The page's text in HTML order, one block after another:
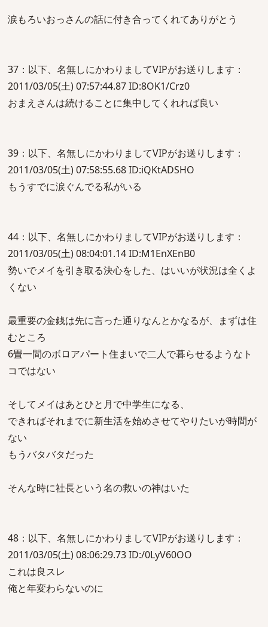
涙もろいおっさんの話に付き合ってくれてありがとう
37：以下、名無しにかわりましてVIPがお送りします：
2011/03/05(土) 07:57:44.87 ID:8OK1/Crz0
おまえさんは続けることに集中してくれれば良い
39：以下、名無しにかわりましてVIPがお送りします：
2011/03/05(土) 07:58:55.68 ID:iQKtADSHO
もうすでに涙ぐんでる私がいる
44：以下、名無しにかわりましてVIPがお送りします：
2011/03/05(土) 08:04:01.14 ID:M1EnXEnB0
勢いでメイを引き取る決心をした、はいいが状況は全くよ
くない
最重要の金銭は先に言った通りなんとかなるが、まずは住
むところ
6畳一間のボロアパート住まいで二人で暮らせるようなト
コではない
そしてメイはあとひと月で中学生になる、
できればそれまでに新生活を始めさせてやりたいが時間が
ない
もうバタバタだった
そんな時に社長という名の救いの神はいた
48：以下、名無しにかわりましてVIPがお送りします：
2011/03/05(土) 08:06:29.73 ID:/0LyV60OO
これは良スレ
俺と年変わらないのに